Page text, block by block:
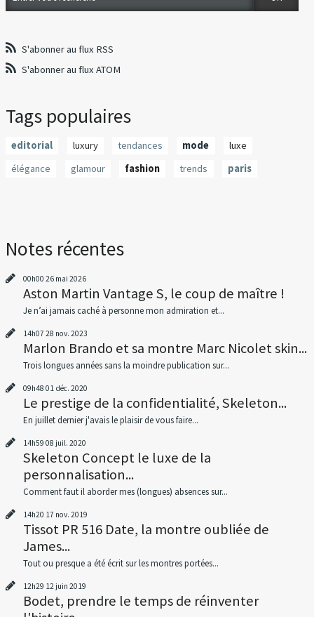
S'abonner au flux RSS
S'abonner au flux ATOM
Tags populaires
editorial luxury tendances mode
luxe
élégance
glamour fashion trends paris
Notes récentes
00h00 26 mai 2026
Aston Martin Vantage S, le coup de maître !
Je n’ai jamais caché à personne mon admiration et...
14h07 28 nov. 2023
Marlon Brando et sa montre Marc Nicolet skin...
Trois longues années sans la moindre publication sur...
09h48 01 déc. 2020
Le prestige de la confidentialité, Skeleton...
En juillet dernier j'avais le plaisir de vous faire...
14h59 08 juil. 2020
Skeleton Concept le luxe de la
personnalisation...
Comment faut il aborder mes (longues) absences sur...
14h20 17 nov. 2019
Tissot PR 516 Date, la montre oubliée de
James...
Tout ou presque a été écrit sur les montres portées...
12h29 12 juin 2019
Bodet, prendre le temps de réinventer